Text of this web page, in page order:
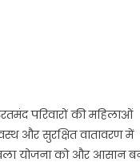
परिवारों की महिलाओं
और सुरक्षित वातावरण में
योजना को और आसान